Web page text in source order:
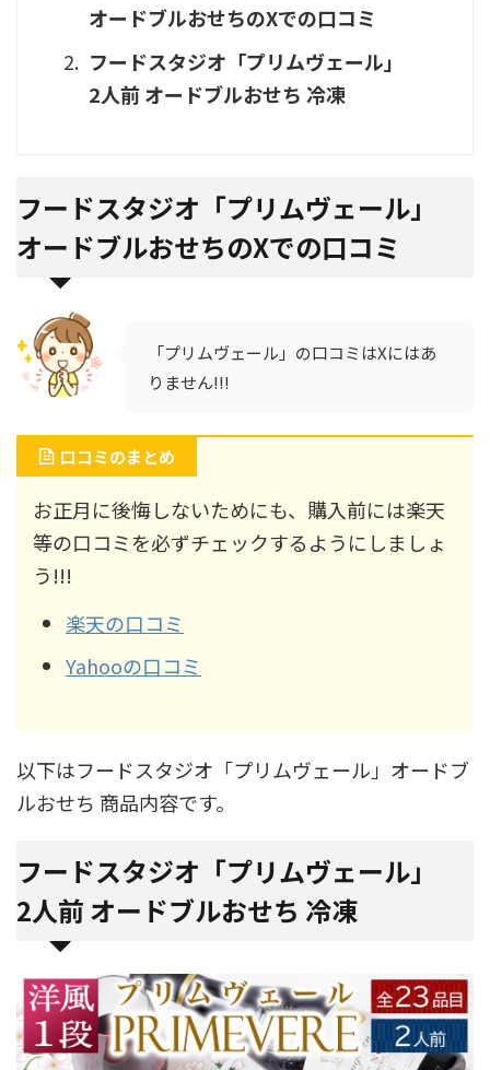
オードブルおせちのXでの口コミ
フードスタジオ「プリムヴェール」
2人前 オードブルおせち 冷凍
フードスタジオ「プリムヴェール」
オードブルおせちのXでの口コミ
「プリムヴェール」の口コミはXにはあ
りません!!!
口コミのまとめ
お正月に後悔しないためにも、購入前には楽天
等の口コミを必ずチェックするようにしましょ
う!!!
楽天の口コミ
Yahooの口コミ
以下はフードスタジオ「プリムヴェール」オードブ
ルおせち 商品内容です。
フードスタジオ「プリムヴェール」
2人前 オードブルおせち 冷凍